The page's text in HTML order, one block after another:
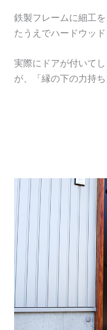
鉄製フレームに細工
たうえでハードウッ
実際にドアが付いて
が、「縁の下の力持